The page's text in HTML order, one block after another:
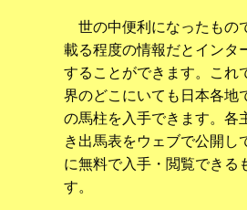
世の中便利になったもの
載る程度の情報だとインタ
することができます。これ
界のどこにいても日本各地
の馬柱を入手できます。各
き出馬表をウェブで公開し
に無料で入手・閲覧できる
す。